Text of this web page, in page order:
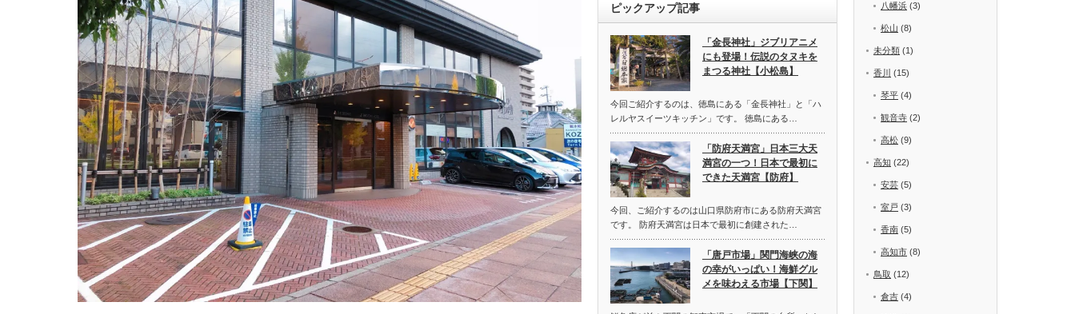
ピックアップ記事
「金長神社」ジブリアニメ
にも登場！伝説のタヌキを
まつる神社【小松島】
今回ご紹介するのは、徳島にある「金長神社」と「ハ
レルヤスイーツキッチン」です。 徳島にある…
「防府天満宮」日本三大天
満宮の一つ！日本で最初に
できた天満宮【防府】
今回、ご紹介するのは山口県防府市にある防府天満宮
です。 防府天満宮は日本で最初に創建された…
「唐戸市場」関門海峡の海
の幸がいっぱい！海鮮グル
メを味わえる市場【下関】
八幡浜 (3)
松山 (8)
未分類 (1)
香川 (15)
琴平 (4)
観音寺 (2)
高松 (9)
高知 (22)
安芸 (5)
室戸 (3)
香南 (5)
高知市 (8)
鳥取 (12)
倉吉 (4)